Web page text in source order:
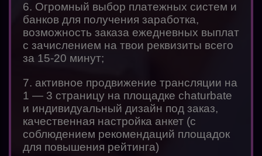
6. Огромный выбор платежных систем и
банков для получения заработка,
возможность заказа ежедневных выплат
с зачислением на твои реквизиты всего
за 15-20 минут;
7. активное продвижение трансляции на
1 — 3 страницу на площадке chaturbate
и индивидуальный дизайн под заказ,
качественная настройка анкет (с
соблюдением рекомендаций площадок
для повышения рейтинга)